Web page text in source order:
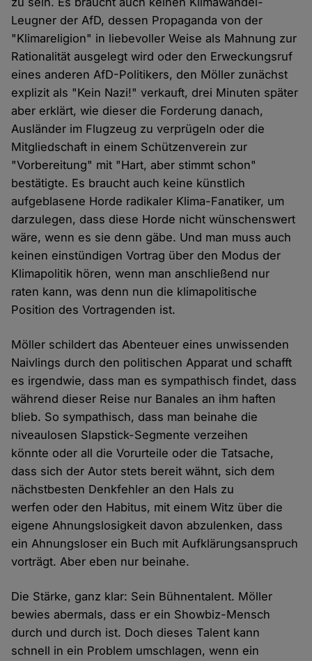
Leugner der AfD, dessen Propaganda von der
"Klimareligion" in liebevoller Weise als Mahnung zur
Rationalität ausgelegt wird oder den Erweckungsruf
eines anderen AfD-Politikers, den Möller zunächst
explizit als "Kein Nazi!" verkauft, drei Minuten später
aber erklärt, wie dieser die Forderung danach,
Ausländer im Flugzeug zu verprügeln oder die
Mitgliedschaft in einem Schützenverein zur
"Vorbereitung" mit "Hart, aber stimmt schon"
bestätigte. Es braucht auch keine künstlich
aufgeblasene Horde radikaler Klima-Fanatiker, um
darzulegen, dass diese Horde nicht wünschenswert
wäre, wenn es sie denn gäbe. Und man muss auch
keinen einstündigen Vortrag über den Modus der
Klimapolitik hören, wenn man anschließend nur
raten kann, was denn nun die klimapolitische
Position des Vortragenden ist.
Möller schildert das Abenteuer eines unwissenden
Naivlings durch den politischen Apparat und schafft
es irgendwie, dass man es sympathisch findet, dass
während dieser Reise nur Banales an ihm haften
blieb. So sympathisch, dass man beinahe die
niveaulosen Slapstick-Segmente verzeihen
könnte oder all die Vorurteile oder die Tatsache,
dass sich der Autor stets bereit wähnt, sich dem
nächstbesten Denkfehler an den Hals zu
werfen oder den Habitus, mit einem Witz über die
eigene Ahnungslosigkeit davon abzulenken, dass
ein Ahnungsloser ein Buch mit Aufklärungsanspruch
vorträgt. Aber eben nur beinahe.
Die Stärke, ganz klar: Sein Bühnentalent. Möller
bewies abermals, dass er ein Showbiz-Mensch
durch und durch ist. Doch dieses Talent kann
schnell in ein Problem umschlagen, wenn ein